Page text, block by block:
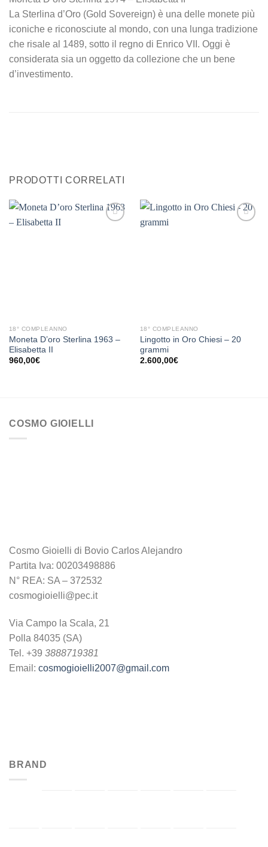
La Sterlina d’Oro (Gold Sovereign) è una delle monete più
iconiche e riconosciute al mondo, con una lunga tradizione
che risale al 1489, sotto il regno di Enrico VII. Oggi è
considerata sia un oggetto da collezione che un bene
d’investimento.
PRODOTTI CORRELATI
18° COMPLEANNO
Moneta D’oro Sterlina 1963 –
Elisabetta II
960,00€
18° COMPLEANNO
Lingotto in Oro Chiesi – 20
grammi
2.600,00€
COSMO GIOIELLI
Cosmo Gioielli di Bovio Carlos Alejandro
Partita Iva: 00203498886
N° REA: SA – 372532
cosmogioielli@pec.it
Via Campo la Scala, 21
Polla 84035 (SA)
Tel. +39 3888719381
Email: cosmogioielli2007@gmail.com
BRAND